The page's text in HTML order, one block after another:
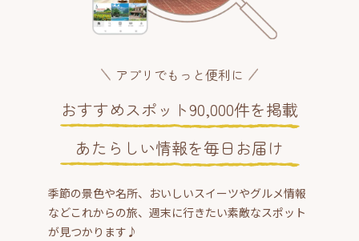
アプリでもっと便利に
おすすめスポット90,000件を掲載
あたらしい情報を毎日お届け
季節の景色や名所、おいしいスイーツやグルメ情報
などこれからの旅、週末に行きたい素敵なスポット
が見つかります♪